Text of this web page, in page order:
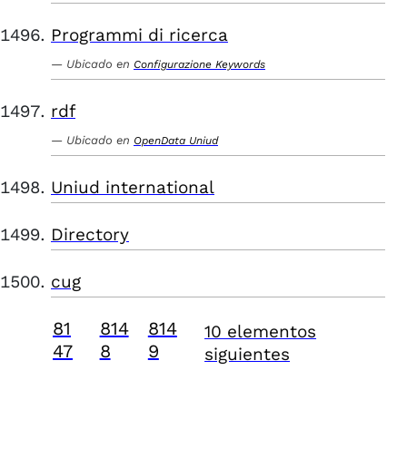
Programmi di ricerca
Ubicado en Configurazione Keywords
rdf
Ubicado en OpenData Uniud
Uniud international
Directory
cug
81
47
814
8
814
9
10 elementos
siguientes